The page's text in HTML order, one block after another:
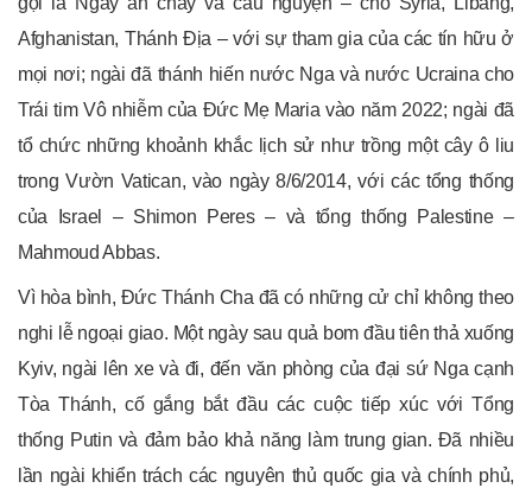
Afghanistan, Thánh Địa – với sự tham gia của các tín hữu ở
mọi nơi; ngài đã thánh hiến nước Nga và nước Ucraina cho
Trái tim Vô nhiễm của Đức Mẹ Maria vào năm 2022; ngài đã
tổ chức những khoảnh khắc lịch sử như trồng một cây ô liu
trong Vườn Vatican, vào ngày 8/6/2014, với các tổng thống
của Israel – Shimon Peres – và tổng thống Palestine –
Mahmoud Abbas.
Vì hòa bình, Đức Thánh Cha đã có những cử chỉ không theo
nghi lễ ngoại giao. Một ngày sau quả bom đầu tiên thả xuống
Kyiv, ngài lên xe và đi, đến văn phòng của đại sứ Nga cạnh
Tòa Thánh, cố gắng bắt đầu các cuộc tiếp xúc với Tổng
thống Putin và đảm bảo khả năng làm trung gian. Đã nhiều
lần ngài khiển trách các nguyên thủ quốc gia và chính phủ,